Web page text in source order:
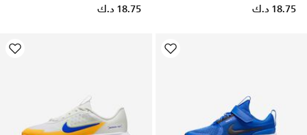
18.75 د.ك
18.75 د.ك